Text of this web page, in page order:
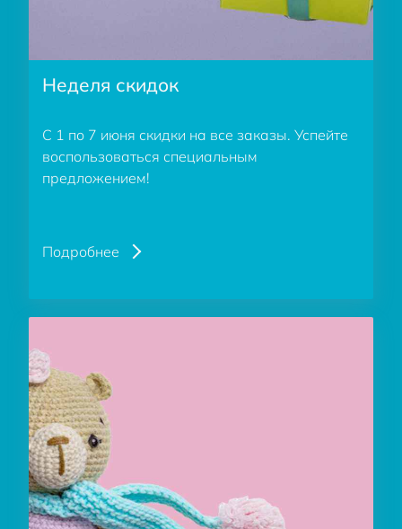
Неделя скидок
С 1 по 7 июня скидки на все заказы. Успейте
воспользоваться специальным
предложением!
Подробнее